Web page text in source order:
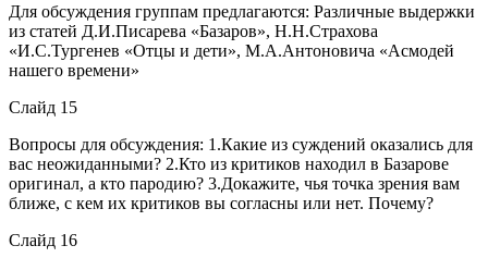
Для обсуждения группам предлагаются: Различные выдержки
из статей Д.И.Писарева «Базаров», Н.Н.Страхова
«И.С.Тургенев «Отцы и дети», М.А.Антоновича «Асмодей
нашего времени»
Слайд 15
Вопросы для обсуждения: 1.Какие из суждений оказались для
вас неожиданными? 2.Кто из критиков находил в Базарове
оригинал, а кто пародию? 3.Докажите, чья точка зрения вам
ближе, с кем их критиков вы согласны или нет. Почему?
Слайд 16